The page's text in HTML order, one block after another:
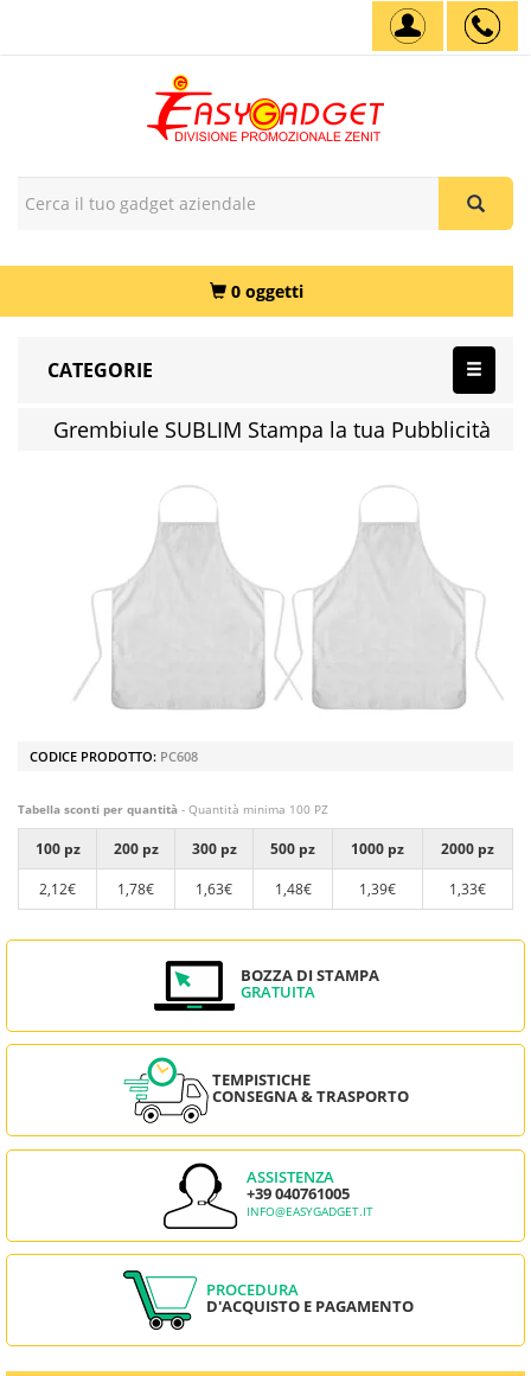
0 oggetti
CATEGORIE
Grembiule SUBLIM Stampa la tua Pubblicità
CODICE PRODOTTO: PC608
Tabella sconti per quantità - Quantità minima 100 PZ
100 pz 200 pz 300 pz 500 pz 1000 pz
2000 pz
2,12€
1,78€ 1,63€ 1,48€ 1,39€ 1,33€
BOZZA DI STAMPA
GRATUITA
TEMPISTICHE
CONSEGNA & TRASPORTO
ASSISTENZA
+39 040761005
INFO@EASYGADGET.IT
PROCEDURA
D'ACQUISTO E PAGAMENTO